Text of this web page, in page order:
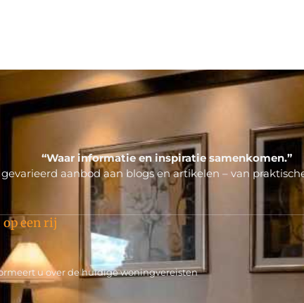
“Waar informatie en inspiratie samenkomen.”
aanbod aan blogs en artikelen – van
een rij
u over de huidige woningvereisten